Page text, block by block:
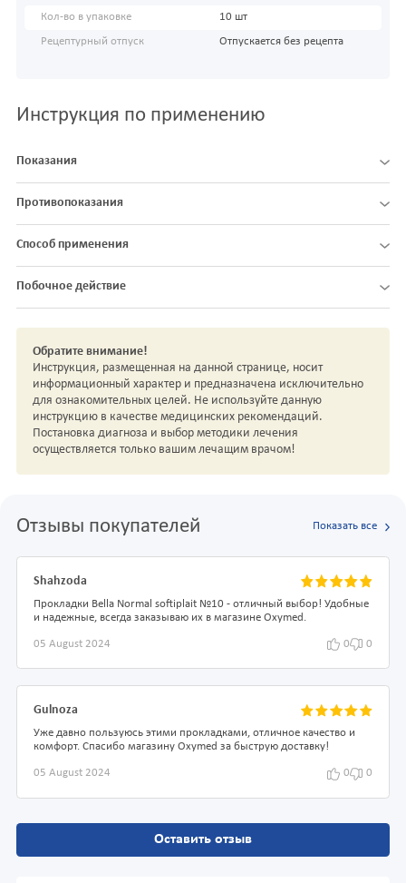
Кол-во в упаковке 10 шт
Рецептурный отпуск Отпускается без рецепта
Инструкция по применению
Показания
Противопоказания
Способ применения
Побочное действие
Обратите внимание!
Инструкция, размещенная на данной странице, носит
информационный характер и предназначена исключительно
для ознакомительных целей. Не используйте данную
инструкцию в качестве медицинских рекомендаций.
Постановка диагноза и выбор методики лечения
осуществляется только вашим лечащим врачом!
Отзывы покупателей Показать все
Shahzoda
Прокладки Bella Normal softiplait №10 - отличный выбор! Удобные
и надежные, всегда заказываю их в магазине Oxymed.
05 August 2024 0 0
Gulnoza
Уже давно пользуюсь этими прокладками, отличное качество и
комфорт. Спасибо магазину Oxymed за быструю доставку!
05 August 2024 0 0
Оставить отзыв